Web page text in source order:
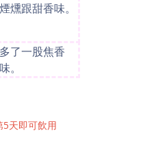
煙燻跟甜香味。
多了一股焦香
味。
天即可飲用